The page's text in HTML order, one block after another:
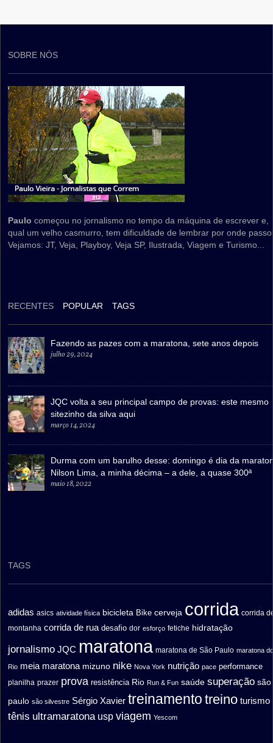
SOBRE NÓS
Paulo começou no jornalismo no tempo da máquina de escrever e,
qual um velho casmurro, tem dificuldade de lembrar por onde
Vejamos: JT, Veja, Playboy, Veja SP, Ilustrada, Viagem e Turismo...
RECENTES POPULAR TAGS
Fazendo as pazes com a maratona, sete anos depois
julho 29, 2024
JQC volta a seu principal campo de provas: este mesmo
sitezinho da silva aqui
março 14, 2024
Durma com um barulho desse: domingo é dia da
Nilson Lima, a minha décima – a dele, a quase 300ª
maio 18, 2022
TAGS
adidas asics atividade física bicicleta Bike cerveja corrida corrida
montanha corrida de rua desafio dor esforço fetiche hidratação
jornalismo JQC maratona maratona de São Paulo maratona
Rio meia maratona mizuno nike Nova York nutrição pace performance
planilha prazer prova resistência Rio Run & Fun saúde superação são
paulo são silvestre Sérgio Xavier treinamento treino turismo
tênis ultramaratona usp viagem Yescom